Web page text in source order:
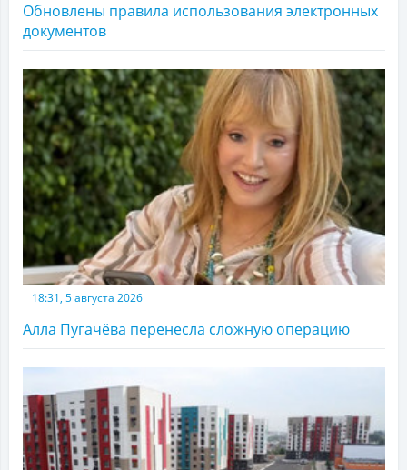
Обновлены правила использования электронных
документов
18:31, 5 августа 2026
Алла Пугачёва перенесла сложную операцию